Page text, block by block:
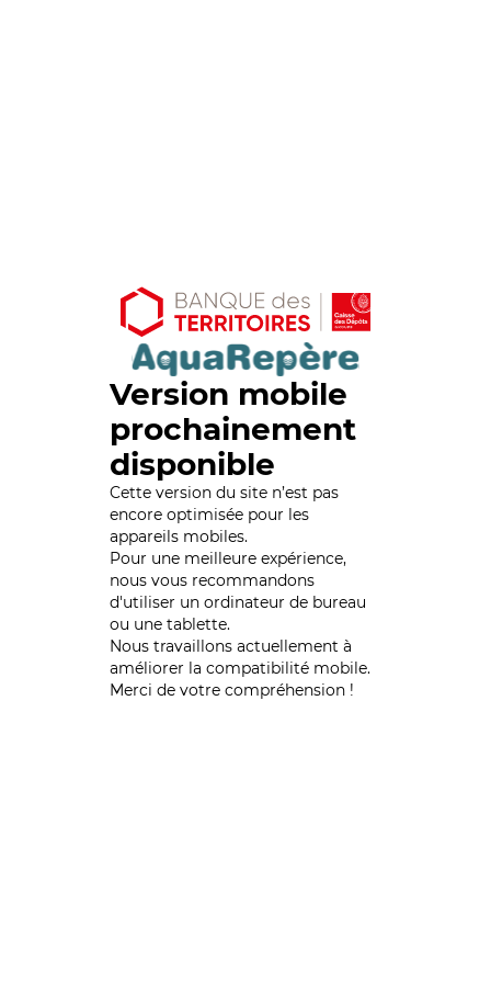
Version mobile
prochainement
disponible
Cette version du site n’est pas
encore optimisée pour les
appareils mobiles.
Pour une meilleure expérience,
nous vous recommandons
d'utiliser un ordinateur de bureau
ou une tablette.
Nous travaillons actuellement à
améliorer la compatibilité mobile.
Merci de votre compréhension !